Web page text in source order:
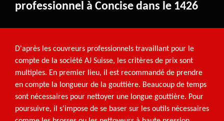
professionnel à Concise dans le 1426
D'après les couvreurs professionnels travaillant pour le
compte de la société AJ Suisse, les critères de prix sont
multiples. En premier lieu, il est recommandé de prendre
en compte la longueur de la gouttière. Beaucoup de temps
sont nécessaires pour nettoyer une longue gouttière. Pour
poursuivre, il s'impose de se baser sur les outils nécessaires